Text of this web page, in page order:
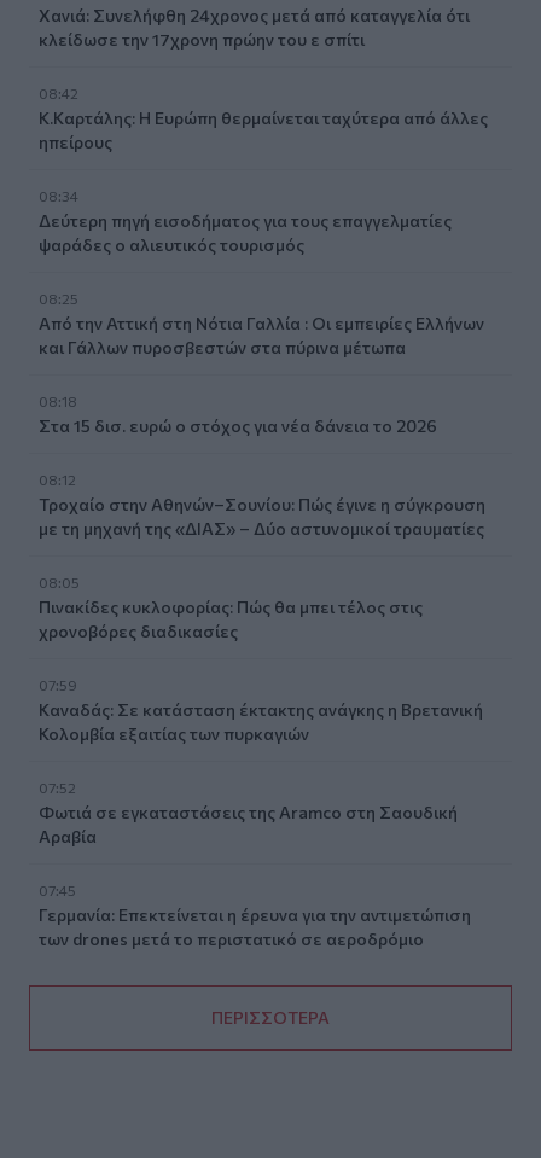
Χανιά: Συνελήφθη 24χρονος μετά από καταγγελία ότι
κλείδωσε την 17χρονη πρώην του ε σπίτι
08:42
Κ.Καρτάλης: Η Ευρώπη θερμαίνεται ταχύτερα από άλλες
ηπείρους
08:34
Δεύτερη πηγή εισοδήματος για τους επαγγελματίες
ψαράδες ο αλιευτικός τουρισμός
08:25
Από την Αττική στη Νότια Γαλλία : Οι εμπειρίες Ελλήνων
και Γάλλων πυροσβεστών στα πύρινα μέτωπα
08:18
Στα 15 δισ. ευρώ ο στόχος για νέα δάνεια το 2026
08:12
Τροχαίο στην Αθηνών–Σουνίου: Πώς έγινε η σύγκρουση
με τη μηχανή της «ΔΙΑΣ» – Δύο αστυνομικοί τραυματίες
08:05
Πινακίδες κυκλοφορίας: Πώς θα μπει τέλος στις
χρονοβόρες διαδικασίες
07:59
Καναδάς: Σε κατάσταση έκτακτης ανάγκης η Βρετανική
Κολομβία εξαιτίας των πυρκαγιών
07:52
Φωτιά σε εγκαταστάσεις της Aramco στη Σαουδική
Αραβία
07:45
Γερμανία: Επεκτείνεται η έρευνα για την αντιμετώπιση
των drones μετά το περιστατικό σε αεροδρόμιο
ΠΕΡΙΣΣΟΤΕΡΑ